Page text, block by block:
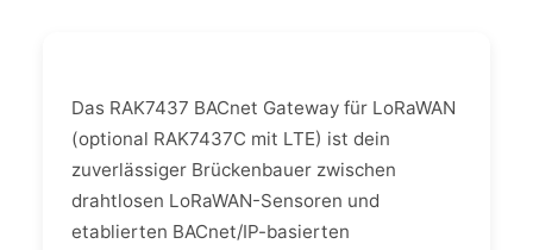
Das RAK7437 BACnet Gateway für LoRaWAN
(optional RAK7437C mit LTE) ist dein
zuverlässiger Brückenbauer zwischen
drahtlosen LoRaWAN-Sensoren und
etablierten BACnet/IP-basierten